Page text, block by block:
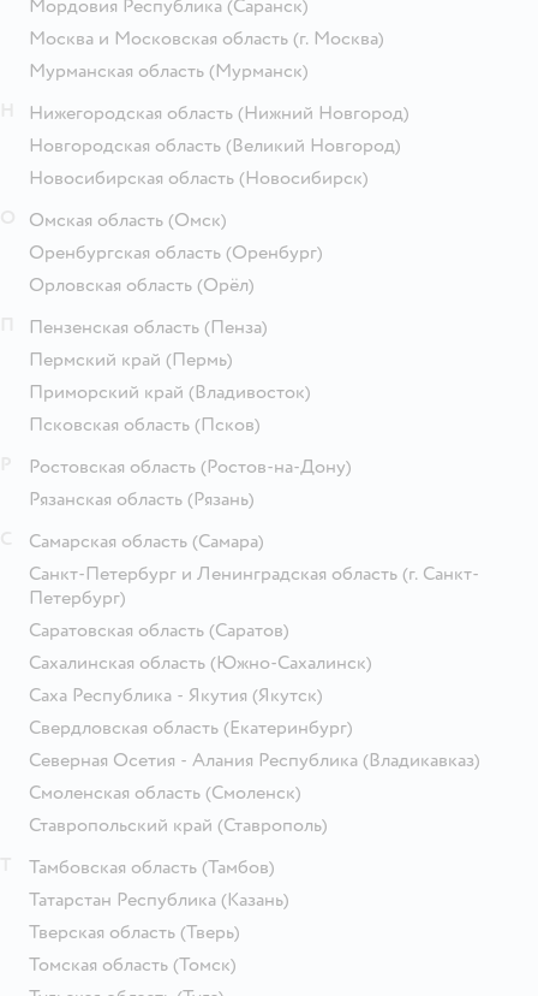
Мордовия Республика (Саранск)
Москва и Московская область (г. Москва)
Мурманская область (Мурманск)
Нижегородская область (Нижний Новгород)
Новгородская область (Великий Новгород)
Новосибирская область (Новосибирск)
Омская область (Омск)
Оренбургская область (Оренбург)
Орловская область (Орёл)
Пензенская область (Пенза)
Пермский край (Пермь)
Приморский край (Владивосток)
Псковская область (Псков)
Ростовская область (Ростов-на-Дону)
Рязанская область (Рязань)
Самарская область (Самара)
Санкт-Петербург и Ленинградская область (г. Санкт-
Петербург)
Саратовская область (Саратов)
Сахалинская область (Южно-Сахалинск)
Саха Республика - Якутия (Якутск)
Свердловская область (Екатеринбург)
Северная Осетия - Алания Республика (Владикавказ)
Смоленская область (Смоленск)
Ставропольский край (Ставрополь)
Тамбовская область (Тамбов)
Татарстан Республика (Казань)
Тверская область (Тверь)
Томская область (Томск)